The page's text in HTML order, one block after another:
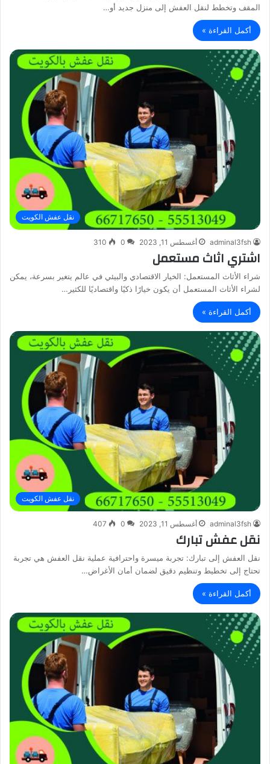
المقف وتخطط لنقل العفش إلى منزل جديد أو…
أكمل القراءة »
نقل عفش الكويت
adminal3fsh أغسطس 11, 2023 0
310
اشتري اثاث مستعمل
شراء الأثاث المستعمل: الخيار الاقتصادي والبيئي في عالم يتغير بسرعة، يمكن
لشراء الأثاث المستعمل أن يكون خيارًا ذكيًا واقتصاديًا للكثير…
أكمل القراءة »
نقل عفش الكويت
adminal3fsh أغسطس 11, 2023 0
407
نقل عفش تبارك
نقل العفش إلى تبارك: تجربة ميسرة واحترافية عملية نقل العفش هي تجربة
تحتاج إلى تخطيط وتنظيم دقيق لضمان أمان الأغراض…
أكمل القراءة »